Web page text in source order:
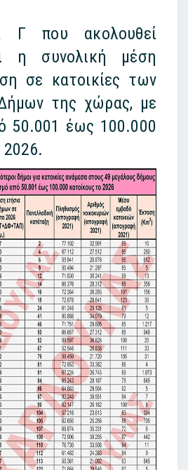
Γ που ακολουθεί
η συνολική μέση
σε κατοικίες των
της χώρας, με
50.001 έως 100.000
2026.